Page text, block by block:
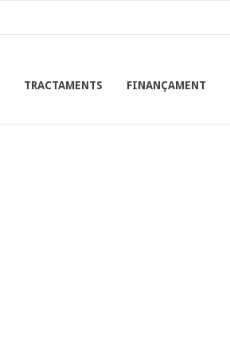
TRACTAMENTS FINANÇAMENT